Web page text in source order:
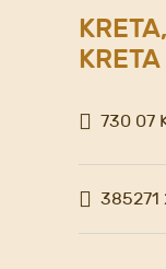
KRETA
730 07